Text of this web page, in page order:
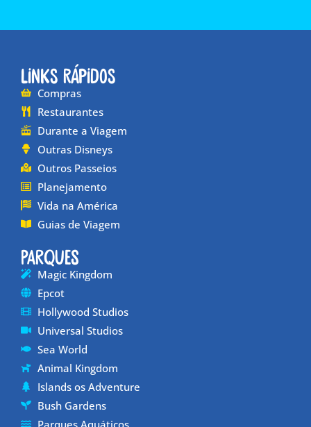
Links Rápidos
Compras
Restaurantes
Durante a Viagem
Outras Disneys
Outros Passeios
Planejamento
Vida na América
Guias de Viagem
Parques
Magic Kingdom
Epcot
Hollywood Studios
Universal Studios
Sea World
Animal Kingdom
Islands os Adventure
Bush Gardens
Parques Aquáticos